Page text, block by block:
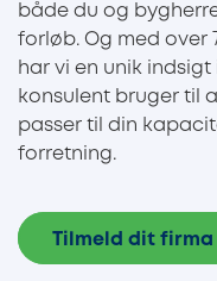
både du og
forløb. Og med over
har vi en unik
konsulent bruger til
passer til din
forretning.
Tilmeld dit firma